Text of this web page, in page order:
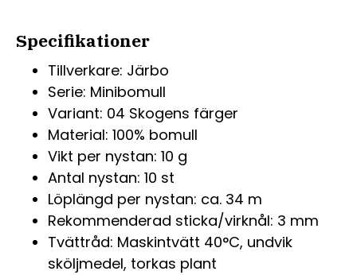
Specifikationer
Tillverkare: Järbo
Serie: Minibomull
Variant: 04 Skogens färger
Material: 100% bomull
Vikt per nystan: 10 g
Antal nystan: 10 st
Löplängd per nystan: ca. 34 m
Rekommenderad sticka/virknål: 3 mm
Tvättråd: Maskintvätt 40°C, undvik
sköljmedel, torkas plant